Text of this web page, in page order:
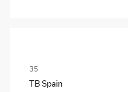
TB Spain